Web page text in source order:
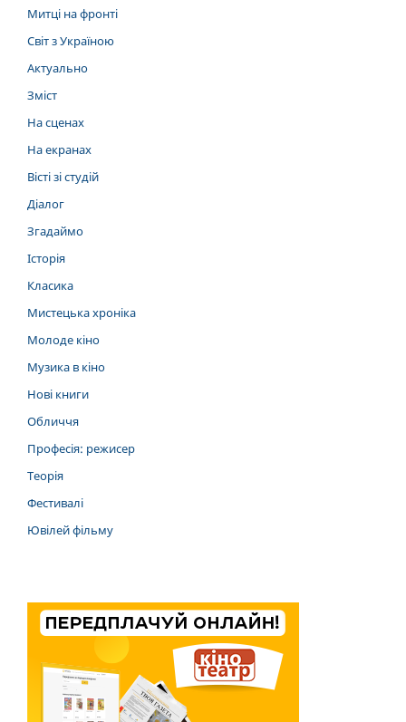
Митці на фронті
Світ з Україною
Актуально
Зміст
На сценах
На екранах
Вісті зі студій
Діалог
Згадаймо
Історія
Класика
Мистецька хроніка
Молоде кіно
Музика в кіно
Нові книги
Обличчя
Професія: режисер
Теорія
Фестивалі
Ювілей фільму